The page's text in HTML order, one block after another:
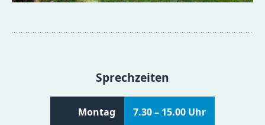
Sprechzeiten
Montag 7.30 – 15.00 Uhr